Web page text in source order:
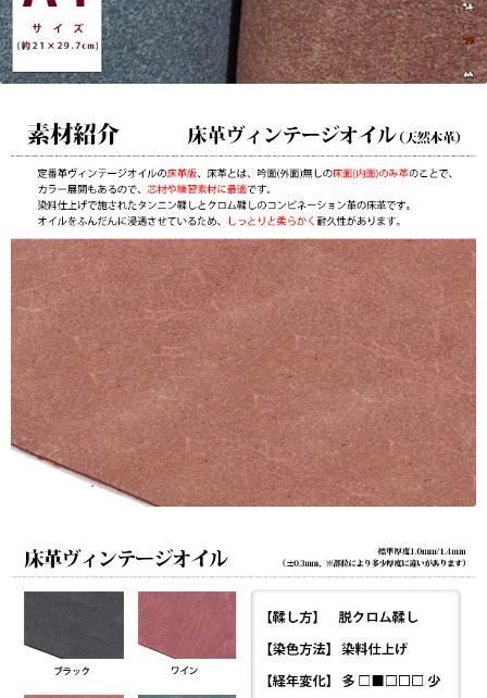
ト
☆
レ
ー
プ
リ
ン
ト
も
対
応】
日